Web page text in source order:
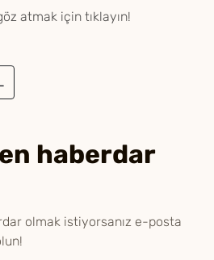
atmak için tıklayın!
haberdar
olmak istiyorsanız e-posta